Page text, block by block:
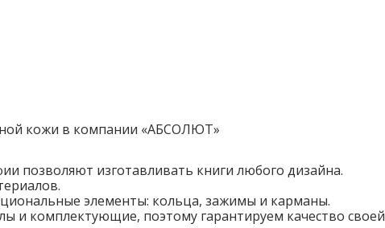
кожи в компании «АБСОЛЮТ»
позволяют изготавливать книги любого дизайна.
элементы: кольца, зажимы и карманы.
и комплектующие, поэтому гарантируем качество своей